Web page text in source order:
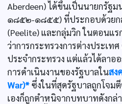
Aberdeen) ได้ขึ้นเป็นนายกรัฐ
๑๘๕๒-๑๘๕๕) ที่ประกอบด้วย
(Peelite) และกลุ่มวิก ในตอนแ
ว่าการกระทรวงการต่างประเท
ประจำกระทรวง แต่แล้วได้ลา
การดำเนินงานของรัฐบาลในสง
War)* ซึ่งในที่สุดรัฐบาลถูกโจม
เองก็ถูกตำหนิจากบทบาทดังกล่